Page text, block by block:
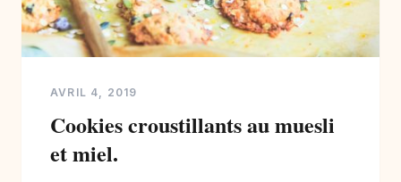
AVRIL 4, 2019
Cookies croustillants au muesli
et miel.